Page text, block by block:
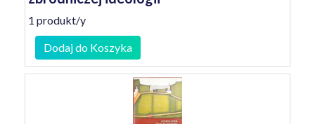
1 produkt/y
Dodaj do Koszyka